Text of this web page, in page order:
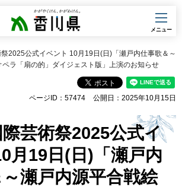
香川県
メニュー
2025公式イベント 10月19日(日)「瀬戸内仕事歌＆～
ラ「扇の的」ダイジェスト版」上演のお知らせ
ページID：57474 公開日：2025年10月15日
芸術祭2025公式イ
月19日(日)「瀬戸内
瀬戸内源平合戦絵